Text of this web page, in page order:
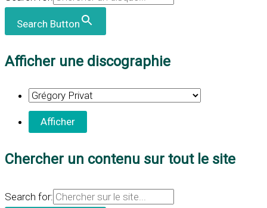
Search Button
Afficher une discographie
Chercher un contenu sur tout le site
Search for: